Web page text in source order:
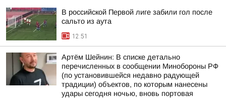
В российской Первой лиге забили гол после
сальто из аута
12:51
Артём Шейнин: В списке детально
перечисленных в сообщении Минобороны РФ
(по установившейся недавно радующей
традиции) объектов, по которым нанесены
удары сегодня ночью, вновь портовая